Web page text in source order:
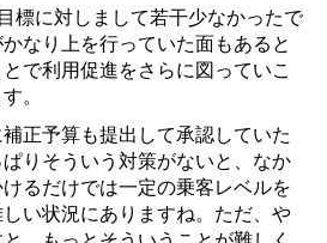
標に対しまして若干少なかったで
なり上を行っていた面もあると
で利用促進をさらに図っていこ
。
正予算も提出して承認していた
りそういう対策がないと、なか
るだけでは一定の乗客レベルを
い状況にありますね。ただ、や